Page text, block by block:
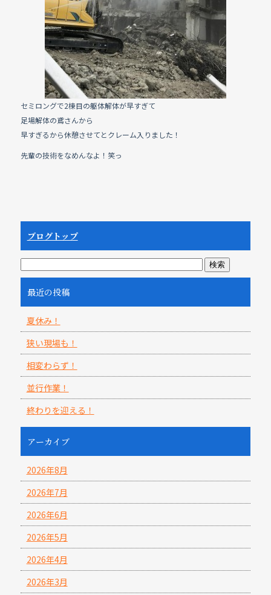
セミロングで2棟目の躯体解体が早すぎて
足場解体の鳶さんから
早すぎるから休憩させてとクレーム入りました！
先輩の技術をなめんなよ！笑っ
ブログトップ
最近の投稿
夏休み！
狭い現場も！
相変わらず！
並行作業！
終わりを迎える！
アーカイブ
2026年8月
2026年7月
2026年6月
2026年5月
2026年4月
2026年3月